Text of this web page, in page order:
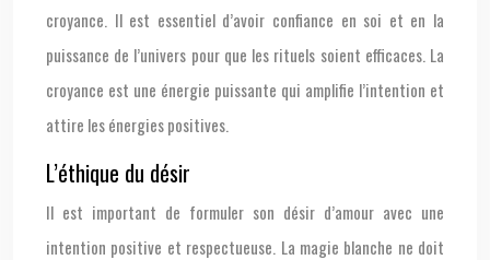
croyance. Il est essentiel d’avoir confiance en soi et en la
puissance de l’univers pour que les rituels soient efficaces. La
croyance est une énergie puissante qui amplifie l’intention et
attire les énergies positives.
L’éthique du désir
Il est important de formuler son désir d’amour avec une
intention positive et respectueuse. La magie blanche ne doit